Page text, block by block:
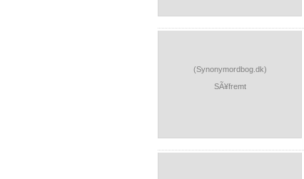
(Synonymordbog.dk)
SÃ¥fremt